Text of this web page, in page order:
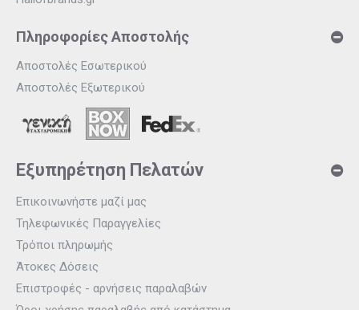
Πληροφορίες Αποστολής
Αποστολές Εσωτερικού
Αποστολές Εξωτερικού
Εξυπηρέτηση Πελατών
Επικοινωνήστε μαζί μας
Τηλεφωνικές Παραγγελίες
Τρόποι πληρωμής
Άτοκες Δόσεις
Επιστροφές - αρνήσεις παραλαβών